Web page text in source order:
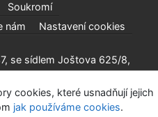
Soukromí
nám Nastavení cookies
se sídlem Joštova 625/8,
- Cosmotron Bohemia, s.r.o.
cookies, které usnadňují jejich
jak používáme cookies.